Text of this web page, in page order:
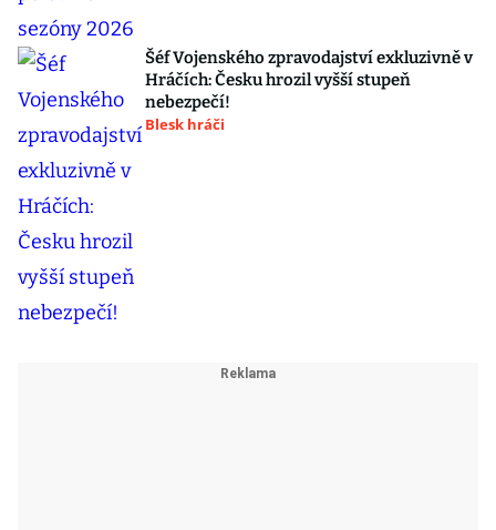
Šéf Vojenského zpravodajství exkluzivně v
Hráčích: Česku hrozil vyšší stupeň
nebezpečí!
Blesk hráči